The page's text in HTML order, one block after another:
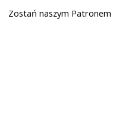
Zostań naszym Patronem